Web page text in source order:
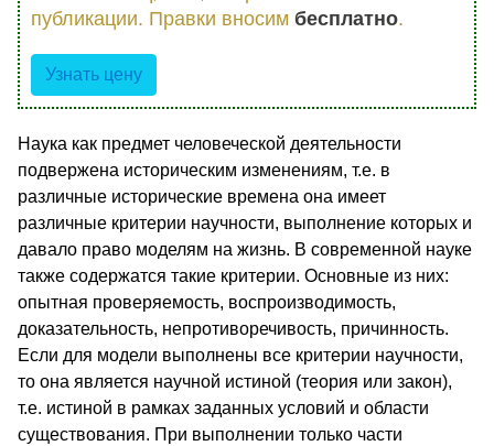
публикации. Правки вносим бесплатно.
Узнать цену
Наука как предмет человеческой деятельности
подвержена историческим изменениям, т.е. в
различные исторические времена она имеет
различные критерии научности, выполнение которых и
давало право моделям на жизнь. В современной науке
также содержатся такие критерии. Основные из них:
опытная проверяемость, воспроизводимость,
доказательность, непротиворечивость, причинность.
Если для модели выполнены все критерии научности,
то она является научной истиной (теория или закон),
т.е. истиной в рамках заданных условий и области
существования. При выполнении только части